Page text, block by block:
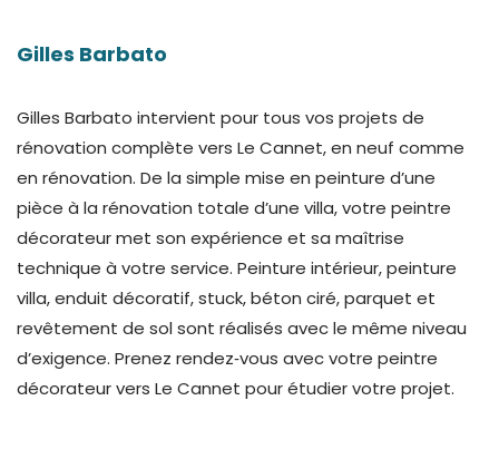
Gilles Barbato
Gilles Barbato intervient pour tous vos projets de
rénovation complète vers Le Cannet, en neuf comme
en rénovation. De la simple mise en peinture d’une
pièce à la rénovation totale d’une villa, votre peintre
décorateur met son expérience et sa maîtrise
technique à votre service. Peinture intérieur, peinture
villa, enduit décoratif, stuck, béton ciré, parquet et
revêtement de sol sont réalisés avec le même niveau
d’exigence. Prenez rendez‑vous avec votre peintre
décorateur vers Le Cannet pour étudier votre projet.